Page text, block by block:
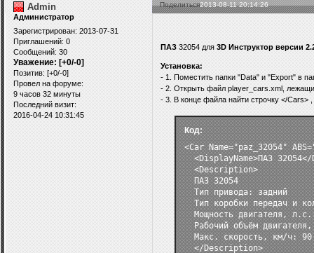
Поделиться2013-08-11 20:14:26
Admin
Администратор
Зарегистрирован: 2013-07-31
Приглашений: 0
Сообщений: 30
Уважение: [+0/-0]
Позитив: [+0/-0]
Провел на форуме:
9 часов 32 минуты
Последний визит:
2016-04-24 10:31:45
ПАЗ 32054 для3D Инструктор версии
Установка:
- 1. Поместить папки "Data" и "Export" в
- 2. Открыть файл player_cars.xml,
- 3. В конце файла найти строчку </Cars>
Код:
<Car Name="paz_32054"
<DisplayName>ПАЗ
  <Description>
  ПАЗ 32054
  Тип привода: задний
Тип коробки передач и
Мощность двигателя,
Рабочий объём
  Макс. скорость, км/ч: 90
  </Description>